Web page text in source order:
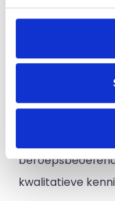
kwalitatieve